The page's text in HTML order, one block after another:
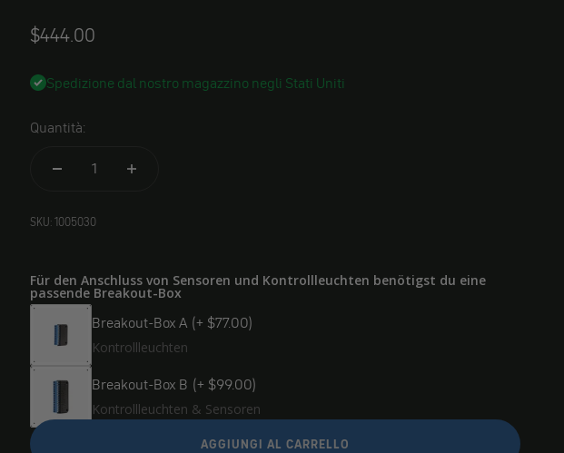
$444.00
Spedizione dal nostro magazzino negli Stati Uniti
Quantità:
SKU: 1005030
Für den Anschluss von Sensoren und Kontrollleuchten benötigst du eine
passende Breakout-Box
Breakout-Box A (+ $77.00)
Kontrollleuchten
Breakout-Box B (+ $99.00)
Kontrollleuchten & Sensoren
AGGIUNGI AL CARRELLO